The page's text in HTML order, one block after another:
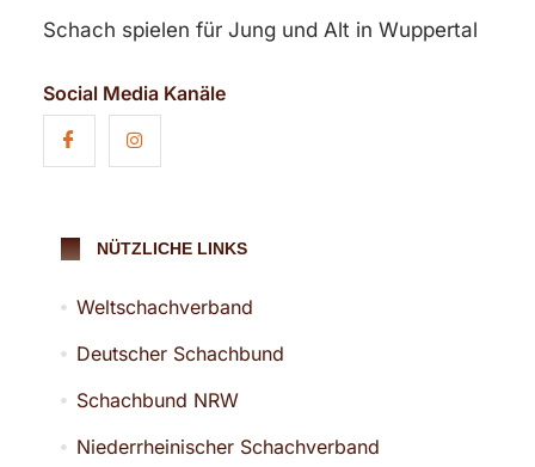
Schach spielen für Jung und Alt in Wuppertal
Social Media Kanäle
NÜTZLICHE LINKS
Weltschachverband
Deutscher Schachbund
Schachbund NRW
Niederrheinischer Schachverband